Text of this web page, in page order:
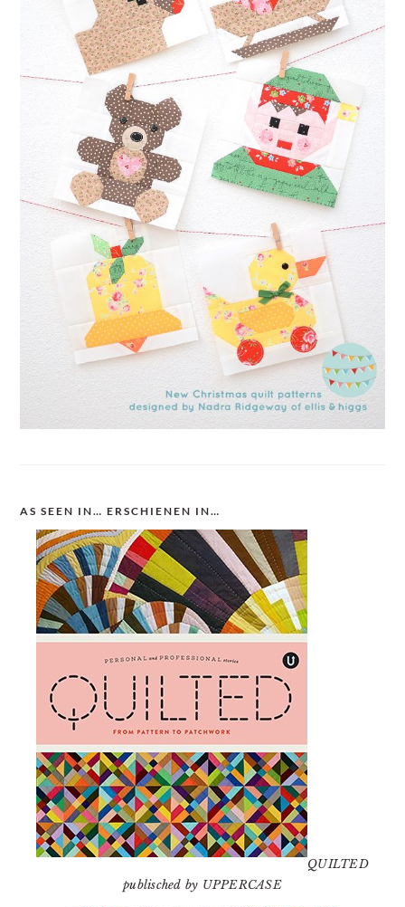
AS SEEN IN… ERSCHIENEN IN…
QUILTED
publisched by UPPERCASE